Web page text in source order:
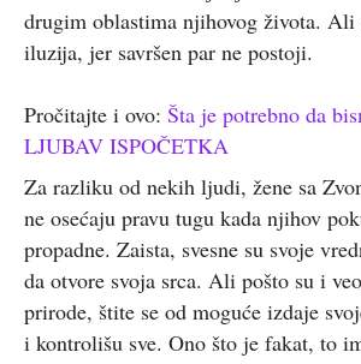
drugim oblastima njihovog života. Ali
iluzija, jer savršen par ne postoji.
Pročitajte i ovo: Šta je potrebno da
LJUBAV ISPOČETKA
Za razliku od nekih ljudi, žene sa
ne osećaju pravu tugu kada njihov
propadne. Zaista, svesne su svoje
da otvore svoja srca. Ali pošto su i
prirode, štite se od moguće izdaje
i kontrolišu sve. Ono što je fakat, to